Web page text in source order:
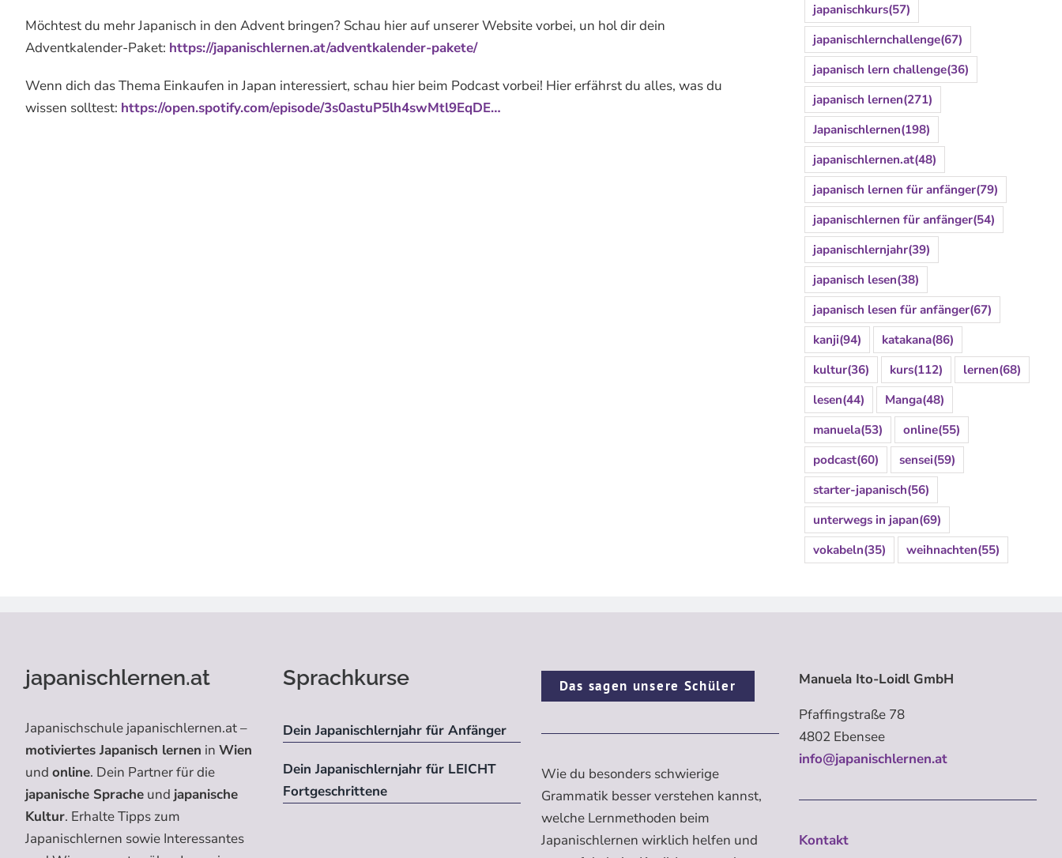
Möchtest du mehr Japanisch in den Advent bringen? Schau hier auf unserer Website vorbei, un hol dir dein
Adventkalender-Paket: https://japanischlernen.at/adventkalender-pakete/
Wenn dich das Thema Einkaufen in Japan interessiert, schau hier beim Podcast vorbei! Hier erfährst du alles, was du
wissen solltest: https://open.spotify.com/episode/3s0astuP5lh4swMtl9EqDE…
japanischkurs(57)
japanischlernchallenge(67)
japanisch lern challenge(36)
japanisch lernen(271)
Japanischlernen(198)
japanischlernen.at(48)
japanisch lernen für anfänger(79)
japanischlernen für anfänger(54)
japanischlernjahr(39)
japanisch lesen(38)
japanisch lesen für anfänger(67)
kanji(94) katakana(86)
kultur(36) kurs(112) lernen(68)
lesen(44) Manga(48)
manuela(53) online(55)
podcast(60) sensei(59)
starter-japanisch(56)
unterwegs in japan(69)
vokabeln(35) weihnachten(55)
japanischlernen.at
Japanischschule japanischlernen.at –
motiviertes Japanisch lernen in Wien
und online. Dein Partner für die
japanische Spracheund japanische
Kultur. Erhalte Tipps zum
Japanischlernen sowie Interessantes
Sprachkurse
Dein Japanischlernjahr für Anfänger
Dein Japanischlernjahr für LEICHT
Fortgeschrittene
Das sagen unsere Schüler
Wie du besonders schwierige
Grammatik besser verstehen kannst,
welche Lernmethoden beim
Japanischlernen wirklich helfen und
Manuela Ito-Loidl GmbH
Pfaffingstraße 78
4802 Ebensee
info@japanischlernen.at
Kontakt